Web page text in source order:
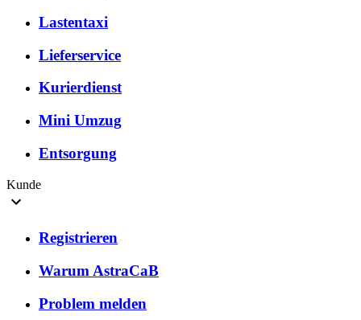
Lastentaxi
Lieferservice
Kurierdienst
Mini Umzug
Entsorgung
Kunde
Registrieren
Warum AstraCaB
Problem melden